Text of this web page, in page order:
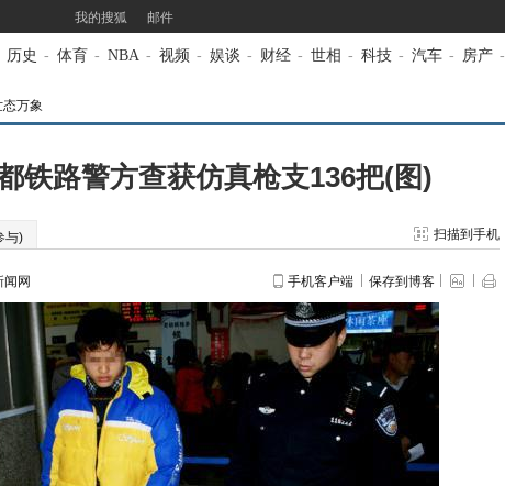
我的搜狐 邮件
历史 - 体育 - NBA - 视频 - 娱谈 - 财经 - 世相 - 科技 - 汽车 - 房产 -
态万象
铁路警方查获仿真枪支136把(图)
与) 扫描到手机
闻网 手机客户端 保存到博客